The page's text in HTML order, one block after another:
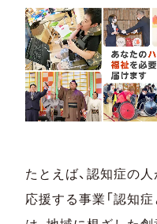
たとえば、認知症の
応援する事業「認知